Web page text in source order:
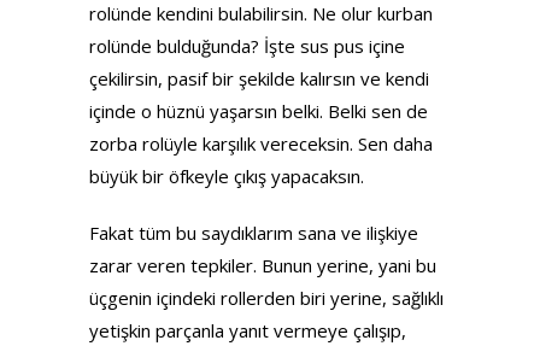
rolünde kendini bulabilirsin. Ne olur kurban
rolünde bulduğunda? İşte sus pus içine
çekilirsin, pasif bir şekilde kalırsın ve kendi
içinde o hüznü yaşarsın belki. Belki sen de
zorba rolüyle karşılık vereceksin. Sen daha
büyük bir öfkeyle çıkış yapacaksın.
Fakat tüm bu saydıklarım sana ve ilişkiye
zarar veren tepkiler. Bunun yerine, yani bu
üçgenin içindeki rollerden biri yerine, sağlıklı
yetişkin parçanla yanıt vermeye çalışıp,